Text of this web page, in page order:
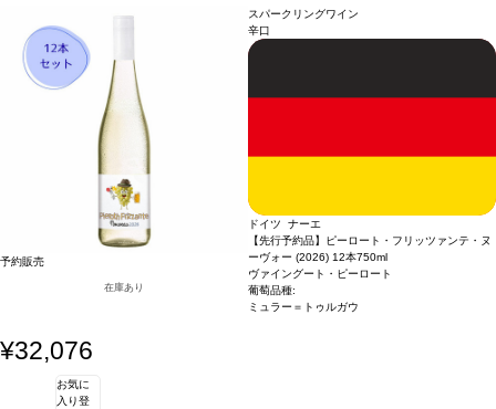
ます。 ・お届け先1件につき送料1,760円を頂戴いたします。 ・値引きクーポンは
ご利用いただけません。 ・クール便発送はお選びいただけません。
予約販売
在庫あり
スパークリングワイン
辛口
ドイツ ナーエ
【先行予約品】ピーロート・フリッツァンテ・ヌ
ーヴォー (2026) 12本750ml
ヴァイングート・ピーロート
葡萄品種:
ミュラー＝トゥルガウ
¥32,076
お気に
入り登